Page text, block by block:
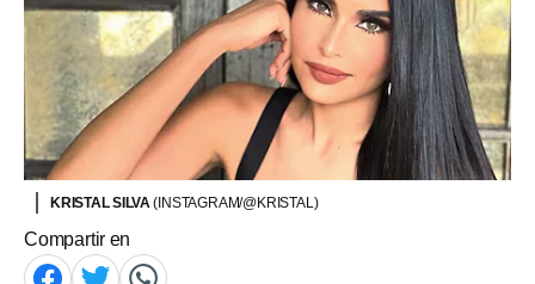
KRISTAL SILVA(INSTAGRAM/@KRISTAL)
Compartir en